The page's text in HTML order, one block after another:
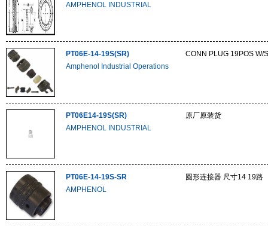
AMPHENOL INDUSTRIAL
PT06E-14-19S(SR)
Amphenol Industrial Operations
CONN PLUG 19POS W/
PT06E14-19S(SR)
AMPHENOL INDUSTRIAL
原厂原装货
PT06E-14-19S-SR
AMPHENOL
圆形连接器 尺寸14 19路